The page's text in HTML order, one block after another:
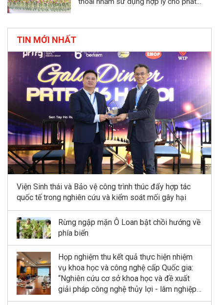
TIN MỚI NHẤT
Viện Sinh thái và Bảo vệ công trình thúc đẩy hợp tác
quốc tế trong nghiên cứu và kiểm soát mối gây hại
Rừng ngập mặn Ô Loan bật chồi hướng về
phía biển
Họp nghiệm thu kết quả thực hiện nhiệm
vụ khoa học và công nghệ cấp Quốc gia:
“Nghiên cứu cơ sở khoa học và đề xuất
giải pháp công nghệ thủy lợi - lâm nghiệp
kết hợp phục hồi và phát triển rừng ngập